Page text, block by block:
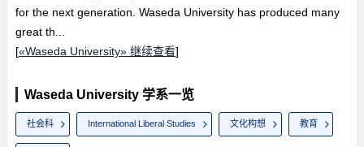
for the next generation. Waseda University has produced many
great th...
[«Waseda University» 继续查看]
Waseda University 学系一览
社会科 International Liberal Studies 文化构想 教育